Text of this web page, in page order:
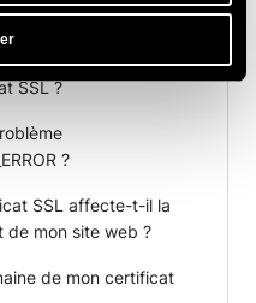
pas après
SSL ?
?
SSL affecte-t-il la
de mon site web ?
de mon certificat